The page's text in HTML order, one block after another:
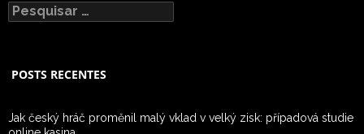
Pesquisar
por:
POSTS RECENTES
Jak český hráč proměnil malý vklad v velký zisk: případová studie